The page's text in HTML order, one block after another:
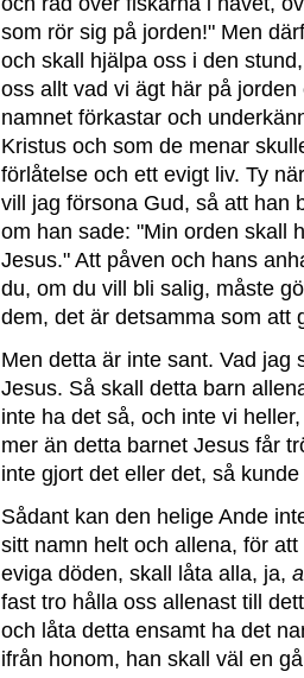
som rör sig på jorden!" Men
och skall hjälpa oss i den
oss allt vad vi ägt här på jorden
namnet förkastar och
Kristus och som de menar
förlåtelse och ett evigt liv. Ty när
vill jag försona Gud, så att han
om han sade: "Min orden skall
Jesus." Att påven och hans
du, om du vill bli salig, måste
dem, det är detsamma som att
Men detta är inte sant. Vad jag
Jesus. Så skall detta barn
inte ha det så, och inte vi
mer än detta barnet Jesus får
inte gjort det eller det, så
Sådant kan den helige Ande
sitt namn helt och allena, för
eviga döden, skall låta alla, ja,
fast tro hålla oss allenast till
och låta detta ensamt ha det
ifrån honom, han skall väl en